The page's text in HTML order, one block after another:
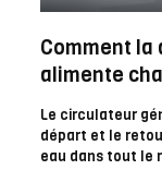
Comment
alimente
Le circulateur
départ et le
eau dans tout le